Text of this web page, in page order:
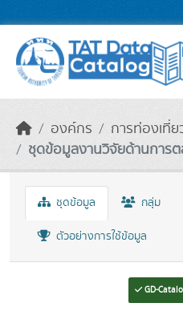
องค์กร
การท่องเที่ย
ชุดข้อมูลงานวิจัยด้านการต
ชุดข้อมูล กลุ่ม
ตัวอย่างการใช้ข้อมูล
GD-